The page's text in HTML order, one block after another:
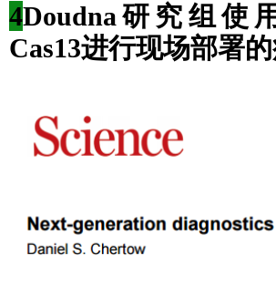
4Doudna研究组使
Cas13进行现场部署